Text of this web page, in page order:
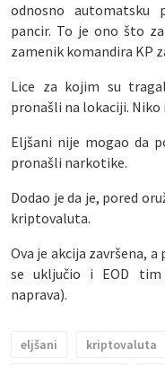
odnosno automatsku
pancir. To je ono što
zamenik komandira KP
Lice za kojim su
pronašli na lokaciji. Niko
Eljšani nije mogao da
pronašli narkotike.
Dodao je da je, pored
kriptovaluta.
Ova je akcija završena,
se uključio i EOD tim
naprava).
eljšani kriptovaluta